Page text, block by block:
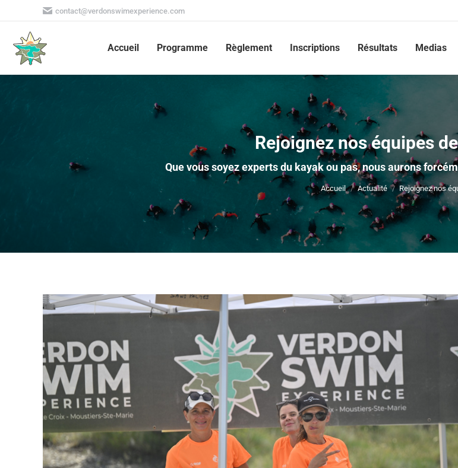
contact@verdonswimexperience.com
Accueil Programme Règlement Inscriptions Résultats Medias
Rejoignez nos équipes
Que vous soyez experts du kayak ou pas, nous aurons
Vous êtes ici :
Accueil Actualité Rejoignez nos